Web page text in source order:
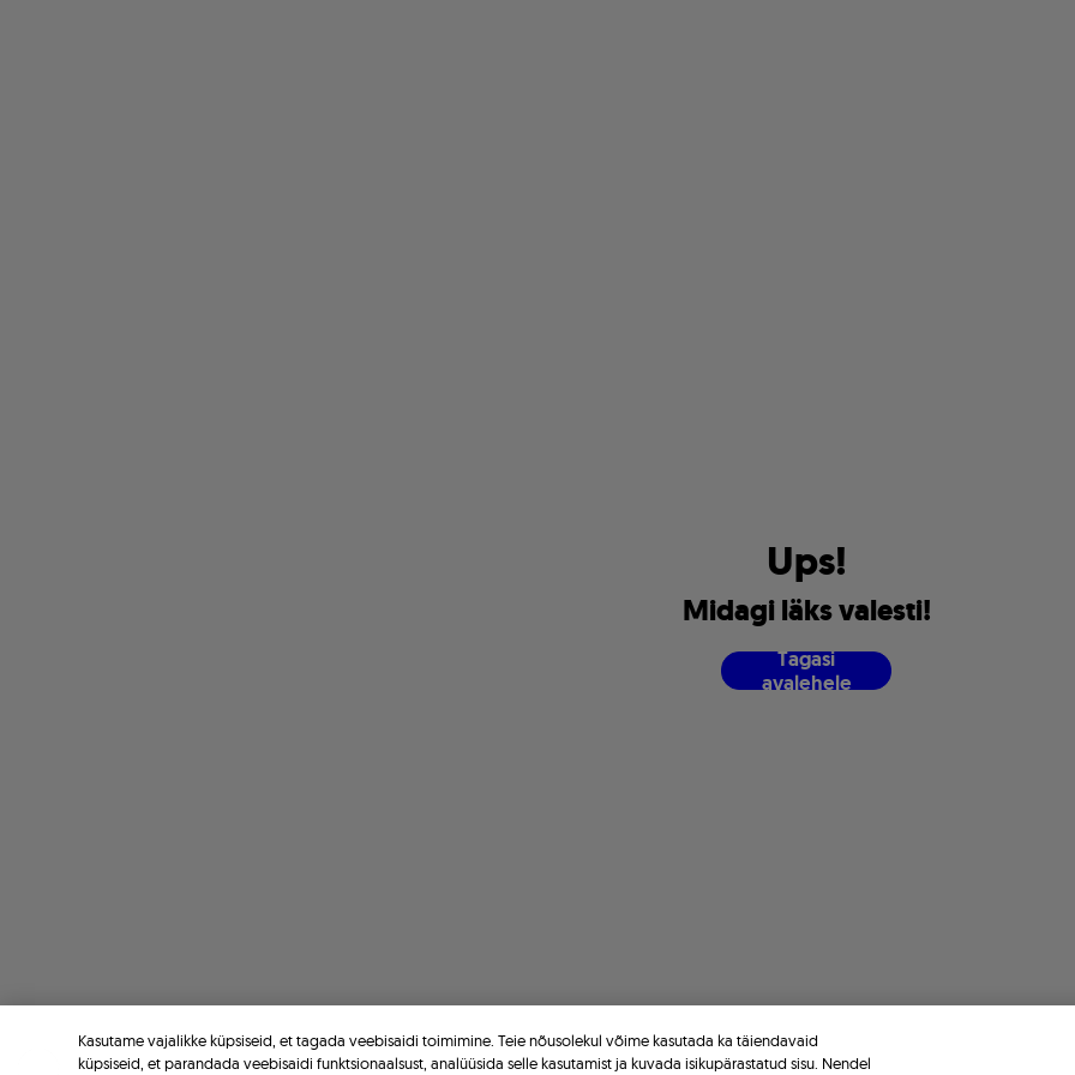
Ups!
Midagi läksvalesti!
Tagasi
avalehele
Kasutame vajalikke küpsiseid, et tagada veebisaidi toimimine. Teie nõusolekul võime kasutada ka täiendavaid
küpsiseid, et parandada veebisaidi funktsionaalsust, analüüsida selle kasutamist ja kuvada isikupärastatud sisu. Nendel